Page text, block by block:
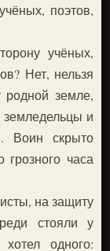
поэтов,
учёных,
Нет, нельзя
родной земле,
и
Воин скрыто
часа
на защиту
стояли у
одного: